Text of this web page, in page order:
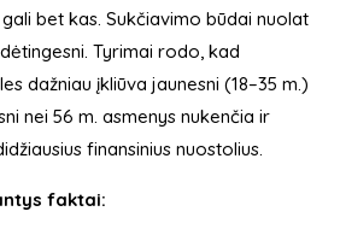
bet kas. Sukčiavimo būdai nuolat
Tyrimai rodo, kad
dažniau įkliūva jaunesni (18–35 m.)
nei 56 m. asmenys nukenčia ir
finansinius nuostolius.
faktai: